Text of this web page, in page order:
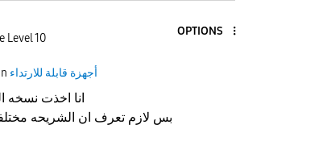
Level 10
OPTIONS
أجهزة قابلة للارتداء
انا اخذت نسخه
بس لازم تعرف ان الشريحه